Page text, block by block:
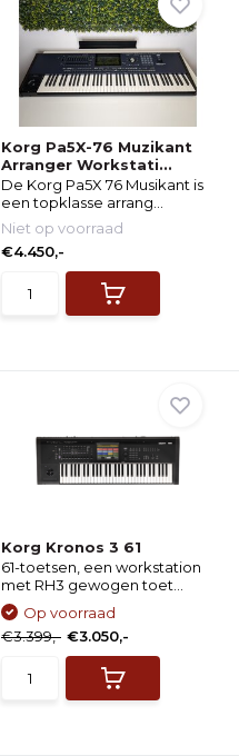
Korg Pa5X-76 Muzikant
Arranger Workstati...
De Korg Pa5X 76 Musikant is
een topklasse arrang...
Niet op voorraad
€4.450,-
Korg Kronos 3 61
61-toetsen, een workstation
met RH3 gewogen toet...
Op voorraad
€3.399,- €3.050,-